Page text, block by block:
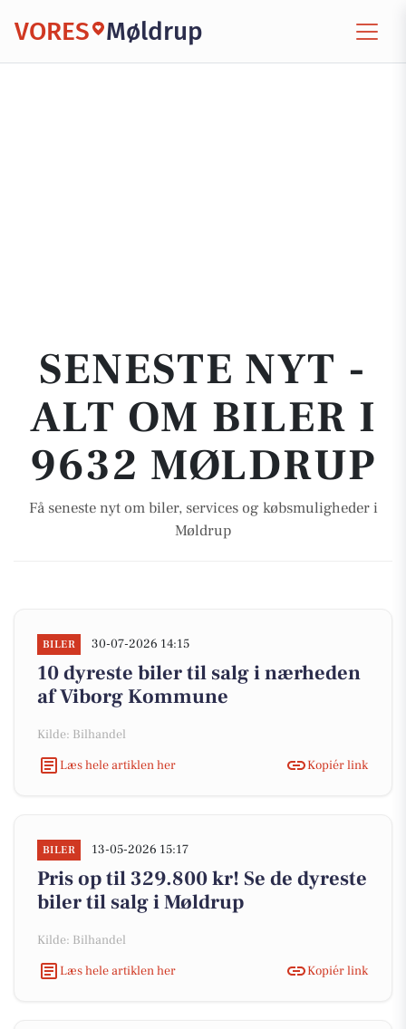
VORES Møldrup
SENESTE NYT -
ALT OM BILER I
9632 MØLDRUP
Få seneste nyt om biler, services og købsmuligheder i
Møldrup
BILER 30-07-2026 14:15
10 dyreste biler til salg i nærheden
af Viborg Kommune
Kilde: Bilhandel
Læs hele artiklen her
Kopiér link
BILER 13-05-2026 15:17
Pris op til 329.800 kr! Se de dyreste
biler til salg i Møldrup
Kilde: Bilhandel
Læs hele artiklen her
Kopiér link